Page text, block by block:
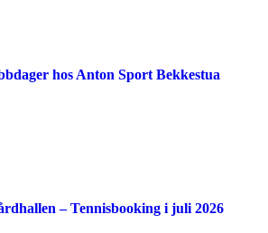
hos Anton Sport Bekkestua
– Tennisbooking i juli 2026